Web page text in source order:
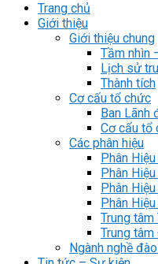
Trang chủ
Giới thiệu
Giới thiệu chung
Tầm nhìn
Lịch sử
Thành tích
Cơ cấu tổ chức
Ban Lãnh
Cơ cấu tổ
Các phân hiệu
Phân
Phân
Phân
Phân
Trung
Trung
Ngành nghề